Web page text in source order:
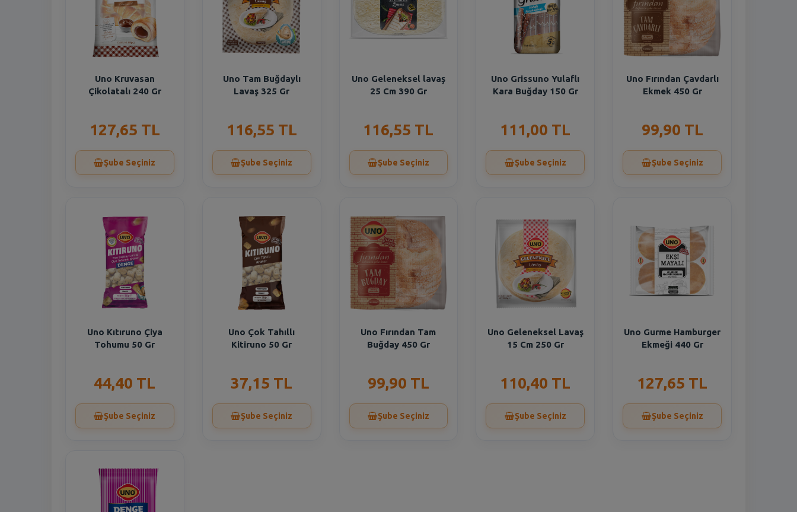
Uno Kruvasan
Çikolatalı 240 Gr
127,65 TL
Şube Seçiniz
Uno Tam Buğdaylı
Lavaş 325 Gr
116,55 TL
Şube Seçiniz
Uno Geleneksel lavaş
25 Cm 390 Gr
116,55 TL
Şube Seçiniz
Uno Grissuno Yulaflı
Kara Buğday 150 Gr
111,00 TL
Şube Seçiniz
Uno Fırından Çavdarlı
Ekmek 450 Gr
99,90 TL
Şube Seçiniz
Uno Kıtıruno Çiya
Tohumu 50 Gr
44,40 TL
Şube Seçiniz
Uno Çok Tahıllı
Kitiruno 50 Gr
37,15 TL
Şube Seçiniz
Uno Fırından Tam
Buğday 450 Gr
99,90 TL
Şube Seçiniz
Uno Geleneksel Lavaş
15 Cm 250 Gr
110,40 TL
Şube Seçiniz
Uno Gurme Hamburger
Ekmeği 440 Gr
127,65 TL
Şube Seçiniz